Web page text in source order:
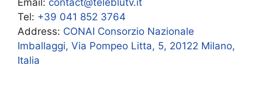
Email: contact@teleblutv.it
Tel: +39 041 852 3764
Address: CONAI Consorzio Nazionale
Imballaggi, Via Pompeo Litta, 5, 20122 Milano,
Italia